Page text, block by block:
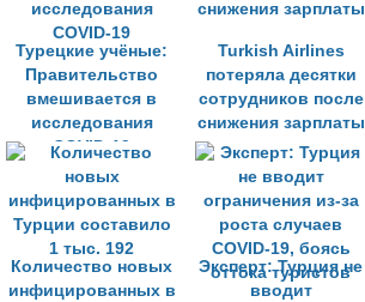
Турецкие учёные:
Правительство
вмешивается в
исследования
COVID-19
Turkish Airlines
потеряла десятки
сотрудников после
снижения зарплаты
Количество новых
инфицированных в
Эксперт: Турция не
вводит